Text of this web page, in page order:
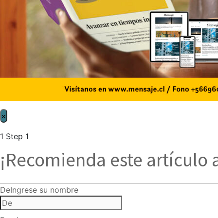
×
1 Step 1
¡Recomienda este artículo
DeIngrese su nombre